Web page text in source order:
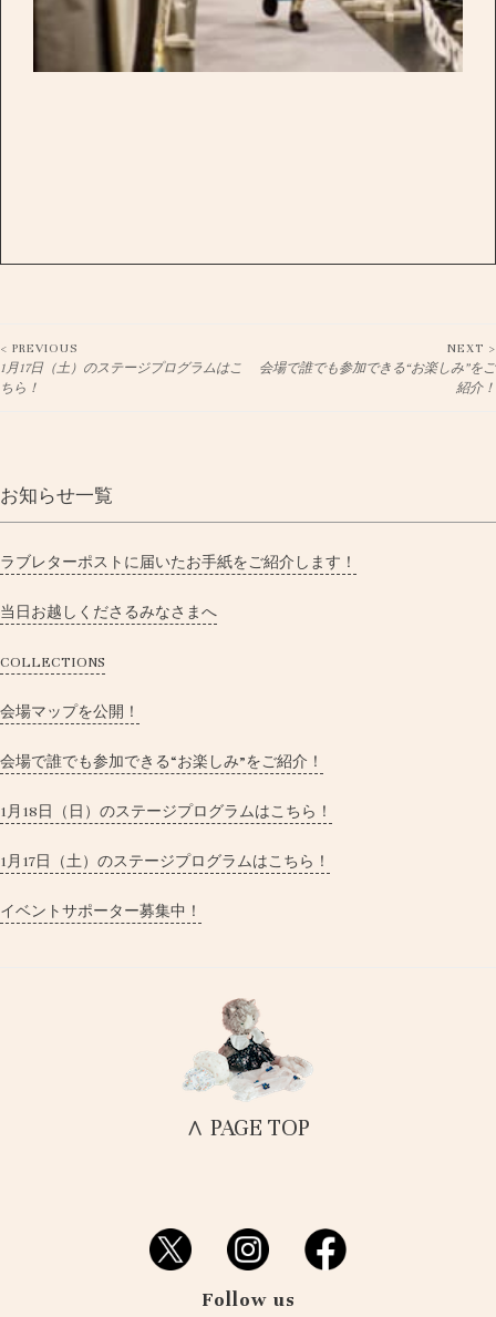
Post
navigation
< PREVIOUS
1月17日（土）のステージプログラムはこ
ちら！
NEXT >
会場で誰でも参加できる“お楽しみ”をご
紹介！
お知らせ一覧
ラブレターポストに届いたお手紙をご紹介します！
当日お越しくださるみなさまへ
COLLECTIONS
会場マップを公開！
会場で誰でも参加できる“お楽しみ”をご紹介！
1月18日（日）のステージプログラムはこちら！
1月17日（土）のステージプログラムはこちら！
イベントサポーター募集中！
∧ PAGE TOP
Follow us